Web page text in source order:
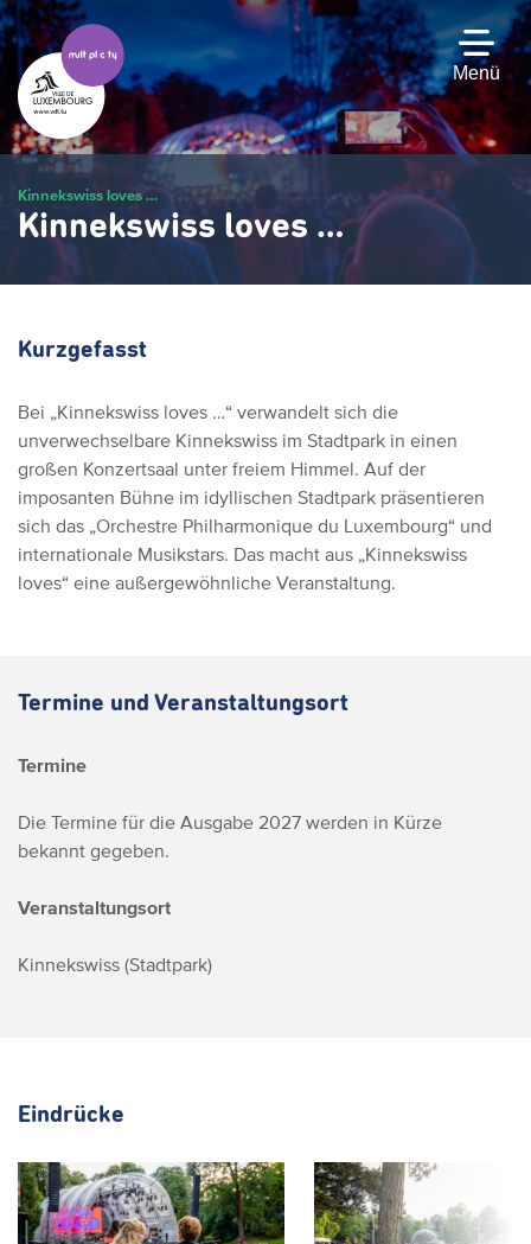
Zum
Hauptinhalt
gehen
Menü
Kinnekswiss loves …
Kinnekswiss loves …
Kurzgefasst
Bei „Kinnekswiss loves …“ verwandelt sich die
unverwechselbare Kinnekswiss im Stadtpark in einen
großen Konzertsaal unter freiem Himmel. Auf der
imposanten Bühne im idyllischen Stadtpark präsentieren
sich das „Orchestre Philharmonique du Luxembourg“ und
internationale Musikstars. Das macht aus „Kinnekswiss
loves“ eine außergewöhnliche Veranstaltung.
Termine und Veranstaltungsort
Termine
Die Termine für die Ausgabe 2027 werden in Kürze
bekannt gegeben.
Veranstaltungsort
Kinnekswiss (Stadtpark)
Eindrücke